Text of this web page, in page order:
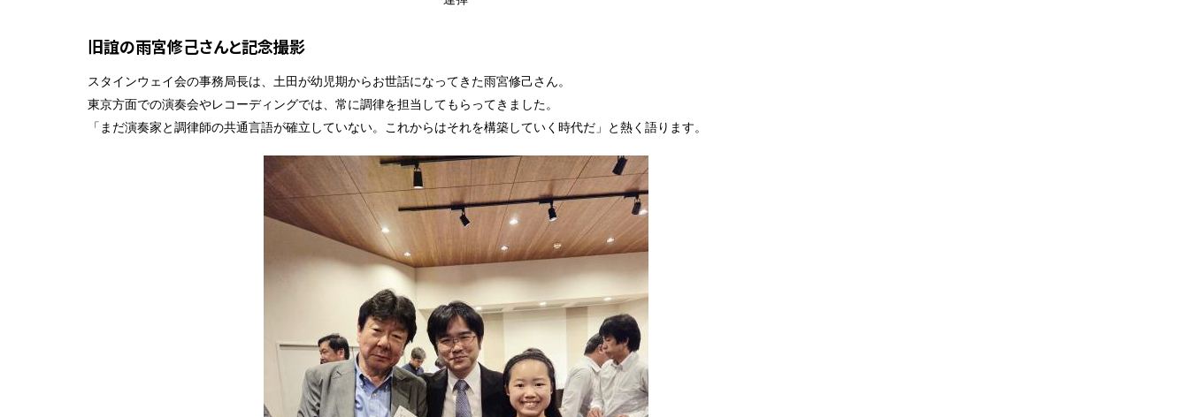
旧誼の雨宮修己さんと記念撮影
スタインウェイ会の事務局長は、土田が幼児期からお世話になってきた雨宮修己さん。
東京方面での演奏会やレコーディングでは、常に調律を担当してもらってきました。
「まだ演奏家と調律師の共通言語が確立していない。これからはそれを構築していく時代だ」と熱く語ります。